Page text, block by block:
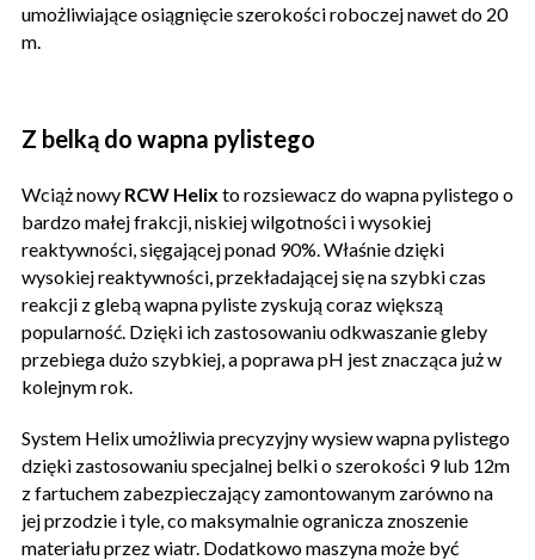
umożliwiające osiągnięcie szerokości roboczej nawet do 20
m.
Z belką do wapna pylistego
Wciąż nowy RCW Helix to rozsiewacz do wapna pylistego o
bardzo małej frakcji, niskiej wilgotności i wysokiej
reaktywności, sięgającej ponad 90%. Właśnie dzięki
wysokiej reaktywności, przekładającej się na szybki czas
reakcji z glebą wapna pyliste zyskują coraz większą
popularność. Dzięki ich zastosowaniu odkwaszanie gleby
przebiega dużo szybkiej, a poprawa pH jest znacząca już w
kolejnym rok.
System Helix umożliwia precyzyjny wysiew wapna pylistego
dzięki zastosowaniu specjalnej belki o szerokości 9 lub 12m
z fartuchem zabezpieczający zamontowanym zarówno na
jej przodzie i tyle, co maksymalnie ogranicza znoszenie
materiału przez wiatr. Dodatkowo maszyna może być